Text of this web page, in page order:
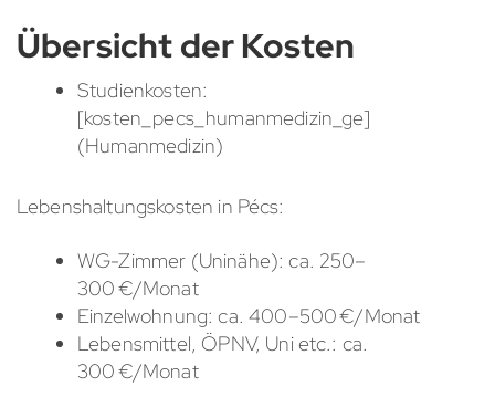
Übersicht der Kosten
Studienkosten:
[kosten_pecs_humanmedizin_ge]
(Humanmedizin)
Lebenshaltungskosten in Pécs:
WG-Zimmer (Uninähe): ca. 250–
300 €/Monat
Einzelwohnung: ca. 400–500 €/Monat
Lebensmittel, ÖPNV, Uni etc.: ca.
300 €/Monat